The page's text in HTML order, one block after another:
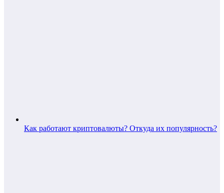
Как работают криптовалюты? Откуда их популярность?